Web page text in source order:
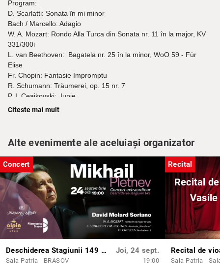
Program:
D. Scarlatti: Sonata în mi minor
Bach / Marcello: Adagio
W. A. Mozart: Rondo Alla Turca din Sonata nr. 11 în la major, KV
331/300i
L. van Beethoven: Bagatela nr. 25 în la minor, WoO 59 - Für
Elise
Fr. Chopin: Fantasie Impromptu
R. Schumann: Träumerei, op. 15 nr. 7
P. I. Ceaikovski: Iunie
Fr. Liszt/ Fr Schubert: Soirées de Vienne, S. 427
Tiberiu Brediceanu: Moldova
Tiberiu Brediceanu: Bucovina
Citeste mai mult
Alte evenimente ale aceluiași organizator
Concert
Deschiderea Stagiunii 149 cu Mikhail Pletnev, David Molard Soriano și orchestra Filarmonicii Brașov
Sala Patria - BRASOV
Joi, 24 sept.
19:00
Recital
Recital
Vasile